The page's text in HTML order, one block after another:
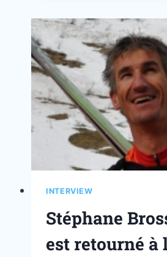
INTERVIEW
Stéphane
est retourné à